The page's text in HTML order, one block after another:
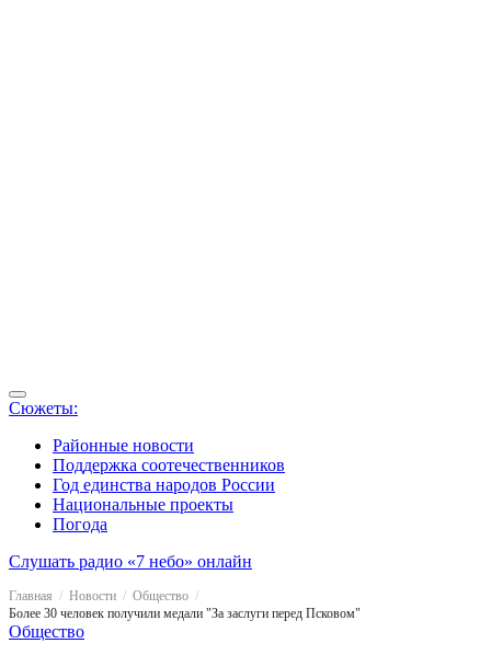
Сюжеты:
Районные новости
Поддержка соотечественников
Год единства народов России
Национальные проекты
Погода
Слушать радио «7 небо» онлайн
Главная Новости
Общество
Более 30 человек получили медали "За заслуги перед Псковом"
Общество